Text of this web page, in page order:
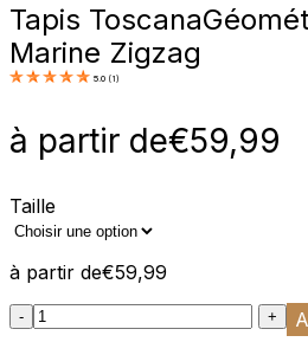
Tapis Toscana
Marine Zigzag
5.0 (1 )
à partir de€59,99
Taille
à partir de€59,99
:product_name quantity
- +